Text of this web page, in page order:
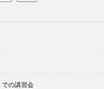
での講習会